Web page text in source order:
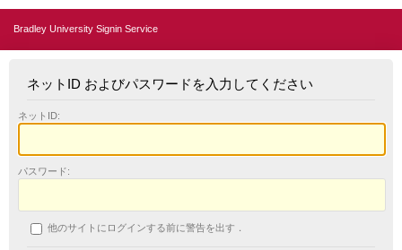
Bradley University Signin Service
ネットID およびパスワードを入力してください
ネットID:
パスワード:
他のサイトにログインする前に警告を出す．